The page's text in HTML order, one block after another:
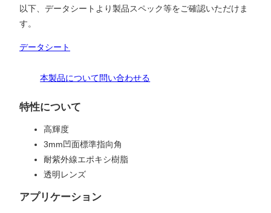
以下、データシートより製品スペック等をご確認いただけま
す。
データシート
本製品について問い合わせる
特性について
高輝度
3mm凹面標準指向角
耐紫外線エポキシ樹脂
透明レンズ
アプリケーション